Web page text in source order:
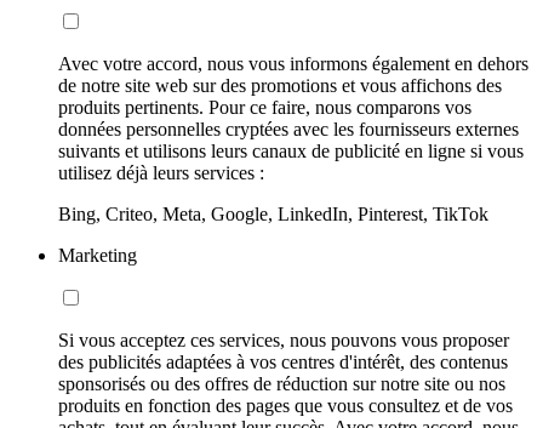
Avec votre accord, nous vous informons également en dehors
de notre site web sur des promotions et vous affichons des
produits pertinents. Pour ce faire, nous comparons vos
données personnelles cryptées avec les fournisseurs externes
suivants et utilisons leurs canaux de publicité en ligne si vous
utilisez déjà leurs services :
Bing, Criteo, Meta, Google, LinkedIn, Pinterest, TikTok
Marketing
Si vous acceptez ces services, nous pouvons vous proposer
des publicités adaptées à vos centres d'intérêt, des contenus
sponsorisés ou des offres de réduction sur notre site ou nos
produits en fonction des pages que vous consultez et de vos